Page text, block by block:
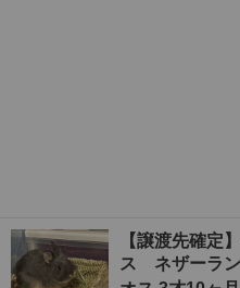
【譲渡先確
ス ネザーラ